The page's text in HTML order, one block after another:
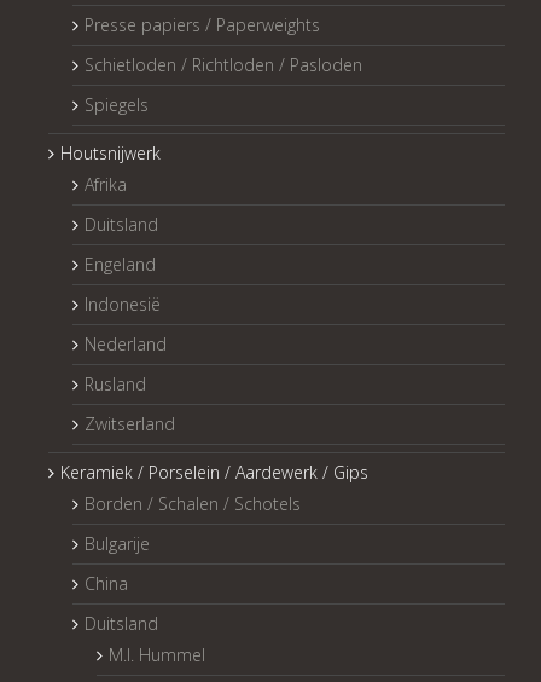
Presse papiers / Paperweights
Schietloden / Richtloden / Pasloden
Spiegels
Houtsnijwerk
Afrika
Duitsland
Engeland
Indonesië
Nederland
Rusland
Zwitserland
Keramiek / Porselein / Aardewerk / Gips
Borden / Schalen / Schotels
Bulgarije
China
Duitsland
M.I. Hummel